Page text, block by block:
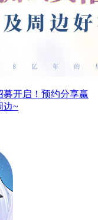
募开启！预约分享赢
边~